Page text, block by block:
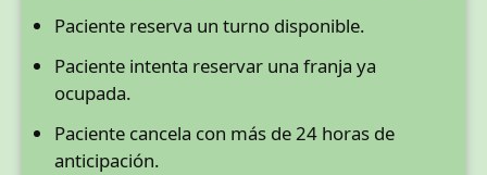
Paciente reserva un turno disponible.
Paciente intenta reservar una franja ya
ocupada.
Paciente cancela con más de 24 horas de
anticipación.